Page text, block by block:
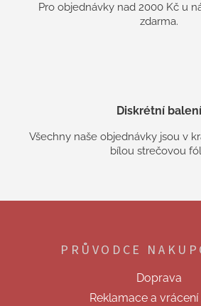
Pro objednávky nad 2000 Kč u
zdarma.
Diskrétní balení
Všechny naše objednávky jsou v
bílou strečovou
PRŮVODCE
Doprava
Reklamace a